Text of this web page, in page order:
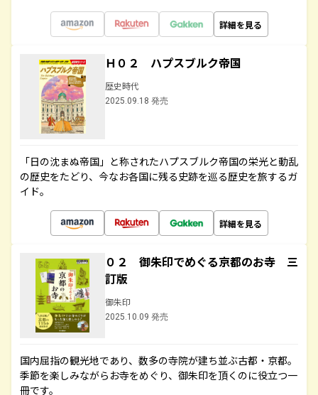
詳細を見る
Ｈ０２ ハプスブルク帝国
歴史時代
2025.09.18 発売
「日の沈まぬ帝国」と称されたハプスブルク帝国の栄光と動乱
の歴史をたどり、今なお各国に残る史跡を巡る歴史を旅するガ
イド。
詳細を見る
０２ 御朱印でめぐる京都のお寺 三
訂版
御朱印
2025.10.09 発売
国内屈指の観光地であり、数多の寺院が建ち並ぶ古都・京都。
季節を楽しみながらお寺をめぐり、御朱印を頂くのに役立つ一
冊です。